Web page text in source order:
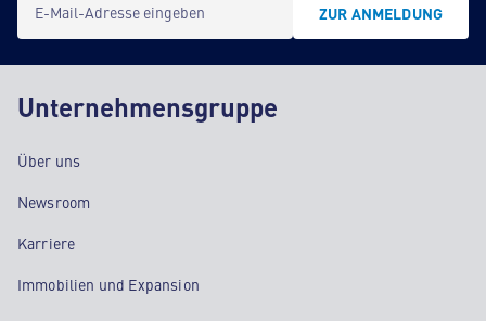
E-Mail-Adresse eingeben ZUR ANMELDUNG
Unternehmensgruppe
Über uns
Newsroom
Karriere
Immobilien und Expansion